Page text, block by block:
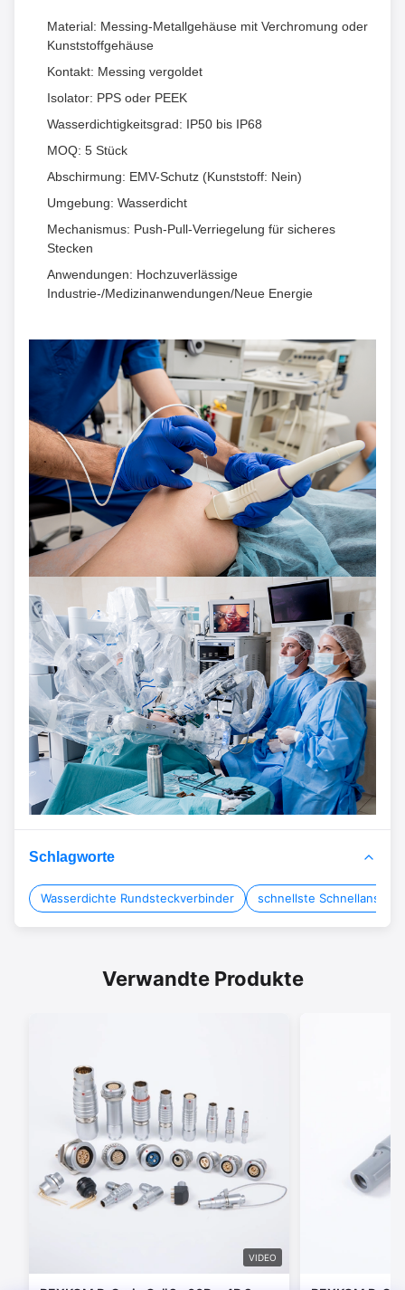
Material: Messing-Metallgehäuse mit Verchromung oder
Kunststoffgehäuse
Kontakt: Messing vergoldet
Isolator: PPS oder PEEK
Wasserdichtigkeitsgrad: IP50 bis IP68
MOQ: 5 Stück
Abschirmung: EMV-Schutz (Kunststoff: Nein)
Umgebung: Wasserdicht
Mechanismus: Push-Pull-Verriegelung für sicheres
Stecken
Anwendungen: Hochzuverlässige
Industrie-/Medizinanwendungen/Neue Energie
Schlagworte
Wasserdichte Rundsteckverbinder schnellste
Verwandte Produkte
VIDEO